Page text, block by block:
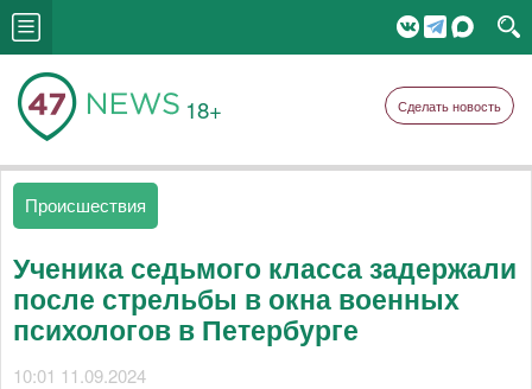
18+ Сделать новость
Происшествия
Ученика седьмого класса задержали
после стрельбы в окна военных
психологов в Петербурге
10:01 11.09.2024